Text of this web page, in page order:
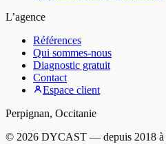
L’agence
Références
Qui sommes-nous
Diagnostic gratuit
Contact
Espace client
Perpignan, Occitanie
© 2026 DYCAST — depuis 2018 à